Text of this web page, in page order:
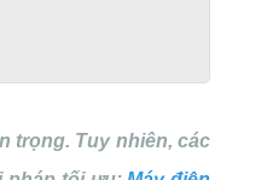
trọng. Tuy nhiên, các